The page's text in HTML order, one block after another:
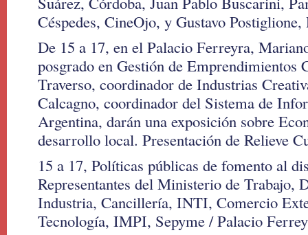
Céspedes, CineOjo, y Gustavo Postiglione,
De 15 a 17, en el Palacio Ferreyra,
posgrado en Gestión de Emprendimientos
Traverso, coordinador de Industrias
Calcagno, coordinador del Sistema de
Argentina, darán una exposición sobre
desarrollo local. Presentación de Relieve
15 a 17, Políticas públicas de fomento al
Representantes del Ministerio de Trabajo,
Industria, Cancillería, INTI, Comercio
Tecnología, IMPI, Sepyme / Palacio